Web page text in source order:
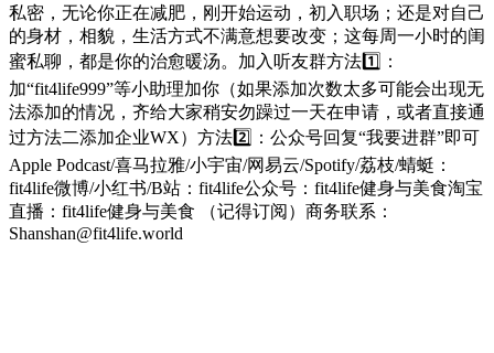
私密，无论你正在减肥，刚开始运动，初入职场；还是对自己
的身材，相貌，生活方式不满意想要改变；这每周一小时的闺
蜜私聊，都是你的治愈暖汤。加入听友群方法1️⃣：
加“fit4life999”等小助理加你（如果添加次数太多可能会出现无
法添加的情况，齐给大家稍安勿躁过一天在申请，或者直接通
过方法二添加企业WX）方法2️⃣：公众号回复“我要进群”即可
Apple Podcast/喜马拉雅/小宇宙/网易云/Spotify/荔枝/蜻蜓：
fit4life微博/小红书/B站：fit4life公众号：fit4life健身与美食淘宝
直播：fit4life健身与美食 （记得订阅）商务联系：
Shanshan@fit4life.world